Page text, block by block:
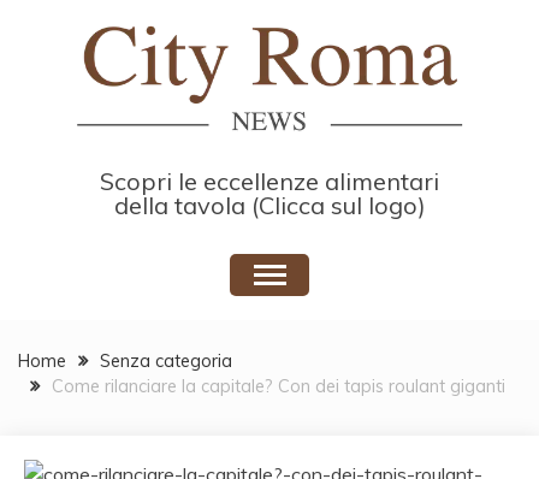
Scopri le eccellenze alimentari
della tavola (Clicca sul logo)
Home
Senza categoria
Come rilanciare la capitale? Con dei tapis roulant giganti